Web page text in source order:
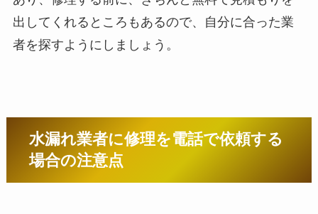
出してくれるところもあるので、自分に合った業
者を探すようにしましょう。
水漏れ業者に修理を電話で依頼する
場合の注意点